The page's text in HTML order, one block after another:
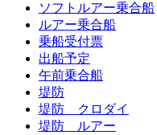
ソフトルアー乗合船
ルアー乗合船
乗船受付票
出船予定
午前乗合船
堤防
堤防 クロダイ
堤防 ルアー